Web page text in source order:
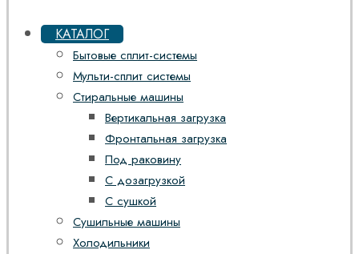
КАТАЛОГ
Бытовые сплит-системы
Мульти-сплит системы
Стиральные машины
Вертикальная загрузка
Фронтальная загрузка
Под раковину
С дозагрузкой
С сушкой
Сушильные машины
Холодильники